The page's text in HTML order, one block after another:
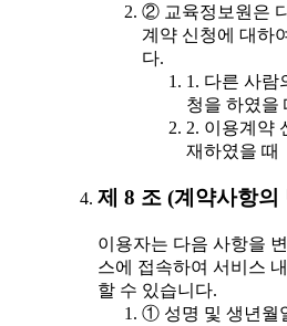
② 교육정보원은
계약 신청에 대하
다.
1. 다른 사람
청을 하였을
2. 이용계약
재하였을 때
제 8 조 (계약사항의
이용자는 다음 사항을
스에 접속하여 서비스
할 수 있습니다.
① 성명 및 생년월